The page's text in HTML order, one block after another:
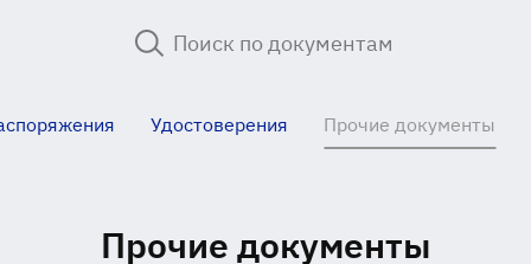
Удостоверения Прочие документы
Прочие документы